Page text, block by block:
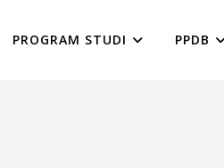
PROGRAM STUDI PPDB